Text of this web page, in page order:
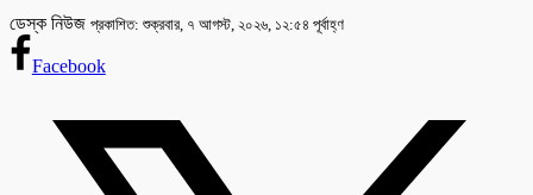
ডেস্ক নিউজ প্রকাশিত: শুক্রবার, ৭ আগস্ট, ২০২৬, ১২:৫৪ পূর্বাহ্ণ
Facebook